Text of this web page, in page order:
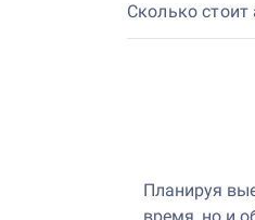
Сколько
Планируя